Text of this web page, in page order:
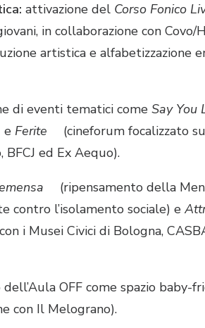
attivazione del Corso Fonico
in collaborazione con Covo/
artistica e alfabetizzazione
di eventi tematici come Say You
e Ferite
(cineforum focalizzato
BFCJ ed Ex Aequo).
(ripensamento della
contro l’isolamento sociale) e
i Musei Civici di Bologna,
OFF come spazio baby-
con Il Melograno).